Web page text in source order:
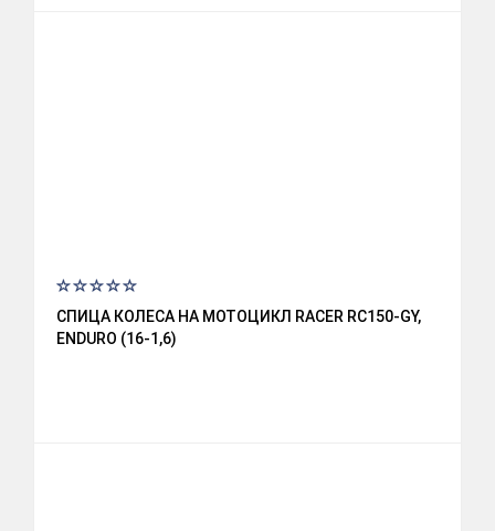
СПИЦА КОЛЕСА НА МОТОЦИКЛ RACER RC150-GY,
ENDURO (16-1,6)